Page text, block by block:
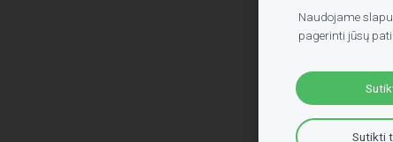
Naudojame
pagerinti jūsų
Sutikti